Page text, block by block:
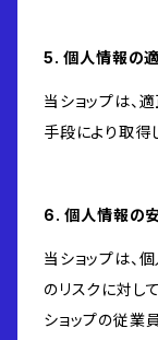
5. 個人情報の
当ショップは、
手段により取得
6. 個人情報の
当ショップは、
のリスクに対し
ショップの従業